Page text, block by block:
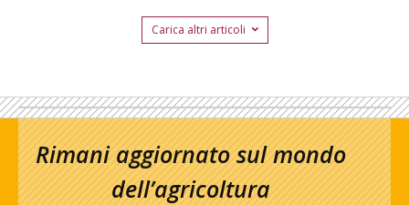
Carica altri articoli
Rimani aggiornato sul mondo
dell’agricoltura